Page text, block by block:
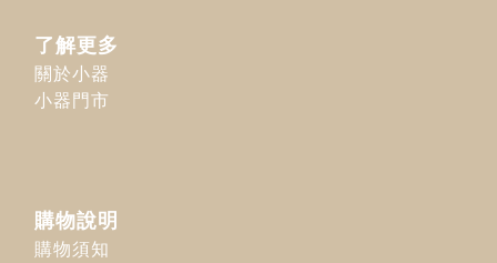
了解更多
關於小器
小器門市
購物說明
購物須知